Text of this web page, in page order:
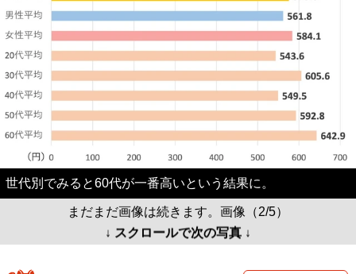
世代別でみると60代が一番高いという結果に。
まだまだ画像は続きます。画像（2/5）
↓ スクロールで次の写真 ↓